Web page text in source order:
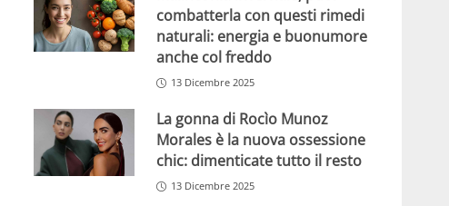
combatterla con questi rimedi
naturali: energia e buonumore
anche col freddo
13 Dicembre 2025
La gonna di Rocìo Munoz
Morales è la nuova ossessione
chic: dimenticate tutto il resto
13 Dicembre 2025